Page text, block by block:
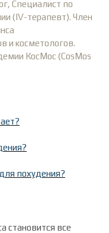
Специалист по
(IV-терапевт). Член
и косметологов.
КосМос (CosMos
похудения?
становится все